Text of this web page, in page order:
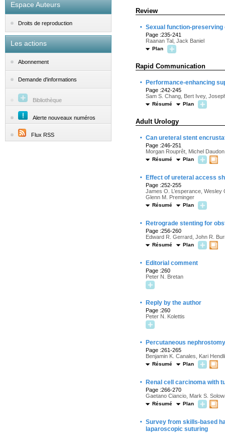
Espace Auteurs
Droits de reproduction
Les actions
Abonnement
Demande d'informations
Bibliothèque
Alerte nouveaux numéros
Flux RSS
Review
· Sexual function-
Page :235-241
Raanan Tal, Jack Baniel
Plan
Rapid Communication
· Performance-enhancing
Page :242-245
Sam S. Chang, Bert Ivey,
Résumé Plan
Adult Urology
· Can ureteral stent
Page :246-251
Morgan Rouprêt, Michel
Résumé Plan
· Effect of ureteral access
Page :252-255
James O. L’esperance,
Glenn M. Preminger
Résumé Plan
· Retrograde stenting for
Page :256-260
Edward R. Gerrard, John R.
Résumé Plan
· Editorial comment
Page :260
Peter N. Bretan
· Reply by the author
Page :260
Peter N. Kolettis
· Percutaneous
Page :261-265
Benjamin K. Canales, Kari
Résumé Plan
· Renal cell carcinoma with
Page :266-270
Gaetano Ciancio, Mark S.
Résumé Plan
· Survey from skills-based
laparoscopic suturing